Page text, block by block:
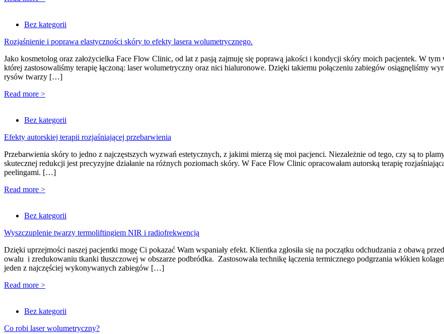
Bez kategorii
Rozjaśnienie i poprawa elastyczności skóry to efekty lasera wolumetrycznego.
Jako kosmetolog oraz założycielka Face Flow Clinic, od lat z pasją zajmuję się poprawą jakości i kondycji skóry moich pacjentek. W
której zastosowaliśmy terapię łączoną: laser wolumetryczny oraz nici hialuronowe. Dzięki takiemu połączeniu zabiegów osiągnęliśmy
rysów twarzy […]
Read more >
Bez kategorii
Efekty autorskiej terapii rozjaśniającej przebarwienia
Przebarwienia skóry to jedno z najczęstszych wyzwań estetycznych, z jakimi mierzą się moi pacjenci. Niezależnie od tego, czy są to
skutecznej redukcji jest precyzyjne działanie na różnych poziomach skóry. W Face Flow Clinic opracowałam autorską terapię
peelingami. […]
Read more >
Bez kategorii
Wyszczuplenie twarzy termoliftingiem NIR i radiofrekwencją
Dzięki uprzejmości naszej pacjentki mogę Ci pokazać Wam wspaniały efekt. Klientka zgłosiła się na początku odchudzania z obawą
owalu i zredukowaniu tkanki tłuszczowej w obszarze podbródka. Zastosowała technikę łączenia termicznego podgrzania włókien
jeden z najczęściej wykonywanych zabiegów […]
Read more >
Bez kategorii
Co robi laser wolumetryczny?